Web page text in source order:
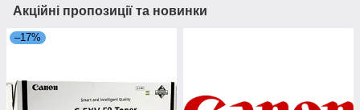
Акційні пропозиції та новинки
–17%